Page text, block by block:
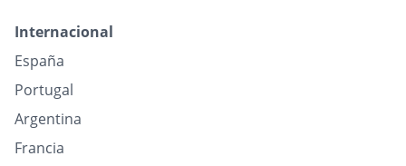
Internacional
España
Portugal
Argentina
Francia